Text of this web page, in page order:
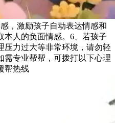
，激励孩子自动表达情感和
本人的负面情感。6、若孩子
压力过大等非常环境，请勿轻
需专业帮帮，可拨打以下心理
帮热线